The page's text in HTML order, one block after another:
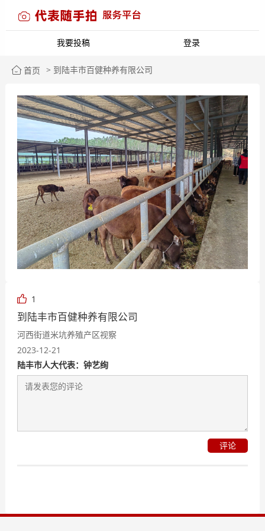
我要投稿 登录
首页 > 到陆丰市百健种养有限公司
1
到陆丰市百健种养有限公司
河西街道米坑养殖产区视察
2023-12-21
陆丰市人大代表：钟艺绚
评论